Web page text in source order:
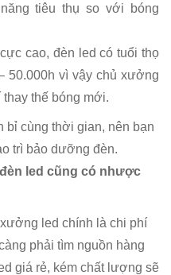
tiêu thụ so với bóng
cao, đèn led có tuổi thọ
50.000h vì vậy chủ xưởng
thế bóng mới.
cùng thời gian, nên bạn
trì bảo dưỡng đèn.
led cũng có nhược
led chính là chi phí
phải tìm nguồn hàng
giá rẻ, kém chất lượng sẽ